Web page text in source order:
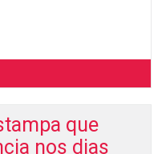
que
nos dias